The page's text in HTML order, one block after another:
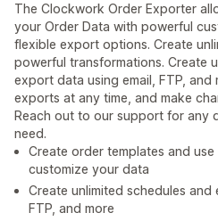
The Clockwork Order Exporter
your Order Data with powerful
flexible export options. Create
powerful transformations. Create
export data using email, FTP, and
exports at any time, and make
Reach out to our support for any
need.
Create order templates and
customize your data
Create unlimited schedules
FTP, and more